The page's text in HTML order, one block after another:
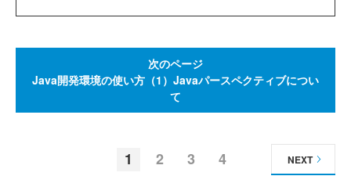
次のページ
Java開発環境の使い方（1）Javaパースペクティブについ
て
1 2 3 4 NEXT